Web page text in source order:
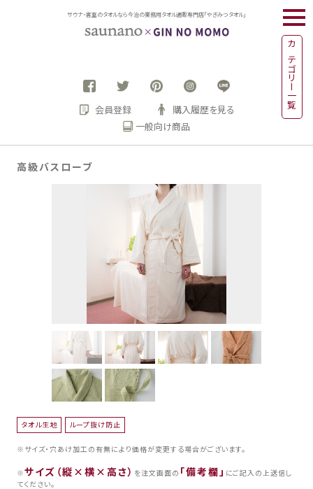
サウナ・客室のタオルなら今治の業務用タオル通販専門店「やぎみつタオル」
会員登録
購入履歴を見る
一般向け商品
カテゴリー一覧
高級バスローブ
タオル生地 ループ抜け防止
※サイズ・穴あけ加工の有無により価格が変更する場合がございます。
※サイズ（縦×横×高さ） を注文画面の 「備考欄」 にご記入の上送信し
てください。